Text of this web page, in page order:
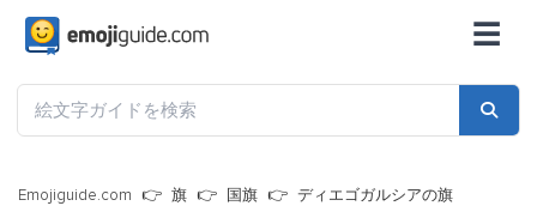
☰
Emojiguide.com 旗 国旗 ディエゴガルシアの旗